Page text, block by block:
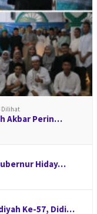
Dilihat
Akbar Perin…
Hiday…
Ke-57, Didi…